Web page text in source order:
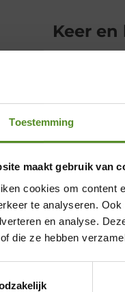
Toestemming
maakt gebruik van
cookies om content
te analyseren.
en analyse.
die ze hebben
Keer
– Medium
Ventilerend